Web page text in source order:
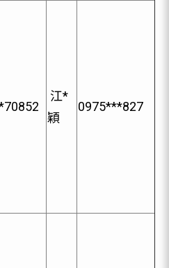
江*
穎
0975***827